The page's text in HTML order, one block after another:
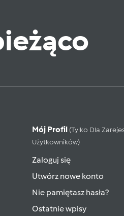
Mój Profil (tylko Dla
Użytkowników)
Zaloguj się
Utwórz nowe konto
Nie pamiętasz hasła?
Ostatnie wpisy